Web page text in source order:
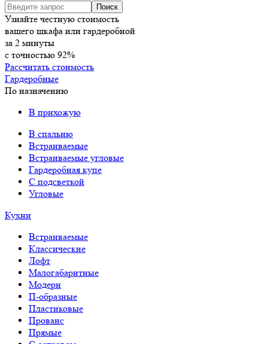
Узнайте честную стоимость
вашего шкафа или гардеробной
за 2 минуты
с точностью 92%
Рассчитать стоимость
Гардеробные
По назначению
В прихожую
В спальню
Встраиваемые
Встраиваемые угловые
Гардеробная купе
С подсветкой
Угловые
Кухни
Встраиваемые
Классические
Лофт
Малогабаритные
Модерн
П-образные
Пластиковые
Прованс
Прямые